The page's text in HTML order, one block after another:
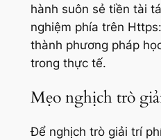
hành suôn sẻ tiền tài
nghiệm phía trên
thành phương pháp
trong thực tế.
Mẹo nghịch trò
Để nghịch trò giải trí